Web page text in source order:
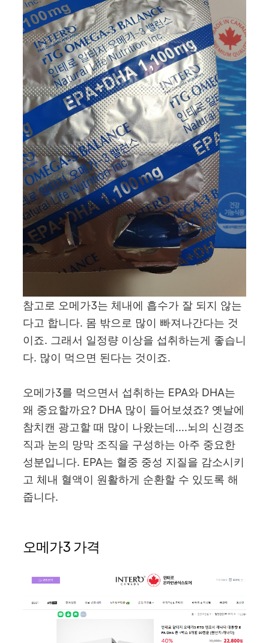
참고로 오메가3는 체내에 흡수가 잘 되지 않는
다고 합니다. 몸 밖으로 많이 빠져나간다는 것
이죠. 그래서 일정량 이상을 섭취하는게 좋습니
다. 많이 먹으면 된다는 것이죠.
오메가3를 먹으면서 섭취하는 EPA와 DHA는
왜 중요할까요? DHA 많이 들어보셨죠? 옛날에
참치캔 광고할 때 많이 나왔는데....뇌의 신경조
직과 눈의 망막 조직을 구성하는 아주 중요한
성분입니다. EPA는 혈중 중성 지질을 감소시키
고 체내 혈액이 원활하게 순환할 수 있도록 해
줍니다.
오메가3 가격